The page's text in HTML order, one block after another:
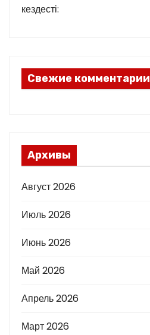
кездесті:
Свежие комментарии
Архивы
Август 2026
Июль 2026
Июнь 2026
Май 2026
Апрель 2026
Март 2026